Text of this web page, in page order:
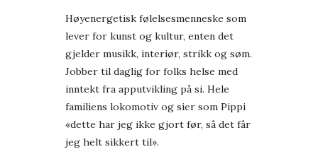
Høyenergetisk følelsesmenneske som
lever for kunst og kultur, enten det
gjelder musikk, interiør, strikk og søm.
Jobber til daglig for folks helse med
inntekt fra apputvikling på si. Hele
familiens lokomotiv og sier som Pippi
«dette har jeg ikke gjort før, så det får
jeg helt sikkert til».